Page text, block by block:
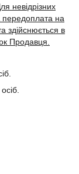
невідрізних
передоплата на
здійснюється в
Продавця.